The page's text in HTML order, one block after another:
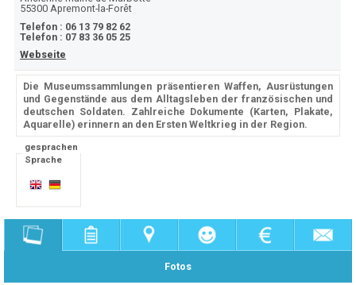
55300Apremont-la-Forêt
Telefon : 06 13 79 82 62
Telefon : 07 83 36 05 25
Webseite
Die Museumssammlungen präsentieren Waffen, Ausrüstungen
und Gegenstände aus dem Alltagsleben der französischen und
deutschen Soldaten. Zahlreiche Dokumente (Karten, Plakate,
Aquarelle) erinnern an den Ersten Weltkrieg in der Region.
gesprachen
Sprache
Fotos